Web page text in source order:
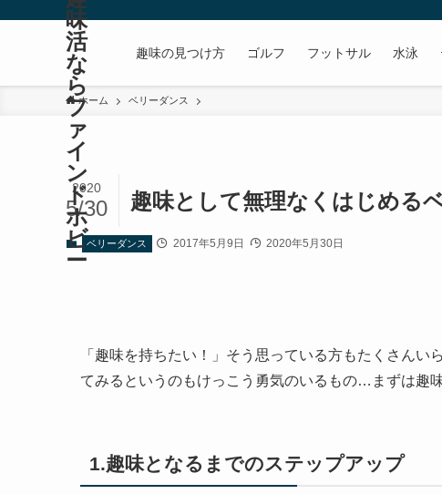
味
活
な
ら
フ
ァ
イ
ン
ド
ホ
ビ
ー
趣味の見つけ方 ゴルフ フットサル 水泳
ホーム ベリーダンス
趣味として無理なくはじめる
2020
5/30
ベリーダンス 2017年5月9日 2020年5月30日
「趣味を持ちたい！」そう思っている方もたくさん
てみるというのもけっこう勇気のいるもの…まずは趣
1.趣味となるまでのステップアップ